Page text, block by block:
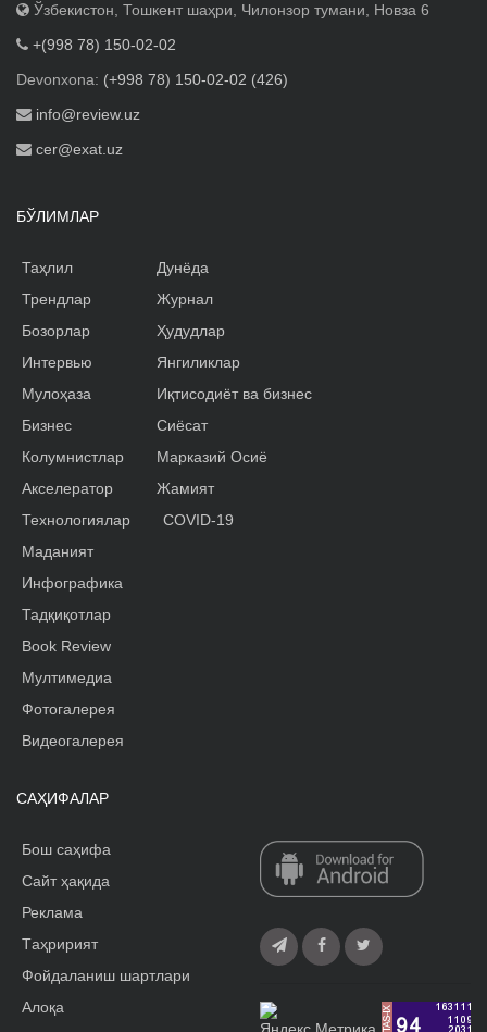
Ўзбекистон, Тошкент шаҳри, Чилонзор тумани, Новза 6
+(998 78) 150-02-02
Devonxona: (+998 78) 150-02-02 (426)
info@review.uz
cer@exat.uz
БЎЛИМЛАР
Таҳлил
Трендлар
Бозорлар
Интервью
Мулоҳаза
Бизнес
Колумнистлар
Акселератор
Дунёда
Журнал
Ҳудудлар
Янгиликлар
Иқтисодиёт ва бизнес
Сиёсат
Марказий Осиё
Жамият
Технологиялар
Маданият
Инфографика
Тадқиқотлар
Book Review
Мултимедиа
Фотогалерея
Видеогалерея
COVID-19
САҲИФАЛАР
Бош саҳифа
Сайт ҳақида
Реклама
Tаҳририят
Фойдаланиш шартлари
Алоқа